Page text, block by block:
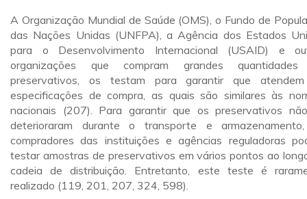
A Organização Mundial de Saúde (OMS), o Fundo de
das Nações Unidas (UNFPA), a Agência dos Estados
para o Desenvolvimento Internacional (USAID) e
organizações que compram grandes
preservativos, os testam para garantir que
especificações de compra, as quais são similares às
nacionais (207). Para garantir que os preservativos
deterioraram durante o transporte e
compradores das instituições e agências reguladoras
testar amostras de preservativos em vários pontos ao
cadeia de distribuição. Entretanto, este teste é
realizado (119, 201, 207, 324, 598).